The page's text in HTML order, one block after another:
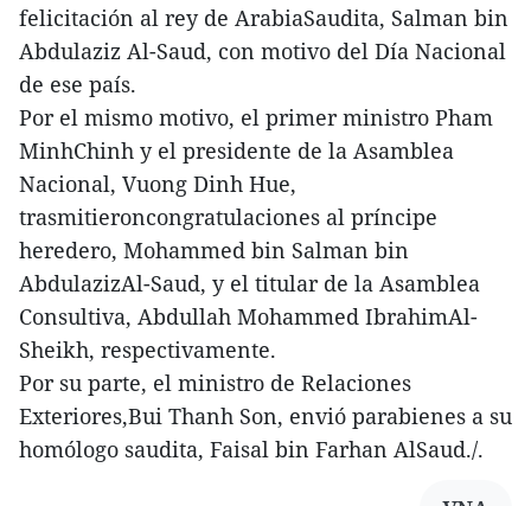
felicitación al rey de ArabiaSaudita, Salman bin
Abdulaziz Al-Saud, con motivo del Día Nacional
de ese país.
Por el mismo motivo, el primer ministro Pham
MinhChinh y el presidente de la Asamblea
Nacional, Vuong Dinh Hue,
trasmitieroncongratulaciones al príncipe
heredero, Mohammed bin Salman bin
AbdulazizAl-Saud, y el titular de la Asamblea
Consultiva, Abdullah Mohammed IbrahimAl-
Sheikh, respectivamente.
Por su parte, el ministro de Relaciones
Exteriores,Bui Thanh Son, envió parabienes a su
homólogo saudita, Faisal bin Farhan AlSaud./.